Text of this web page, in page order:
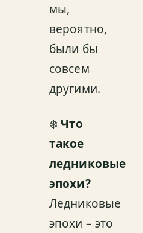
мы,
вероятно,
были бы
совсем
другими.
❄️ Что
такое
ледниковые
эпохи?
Ледниковые
эпохи – это